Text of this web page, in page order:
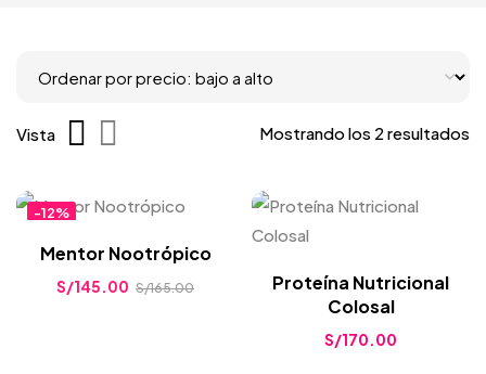
Mostrando los 2 resultados
Vista
-12%
Mentor Nootrópico
S/145.00 S/165.00
Proteína Nutricional
Colosal
S/170.00